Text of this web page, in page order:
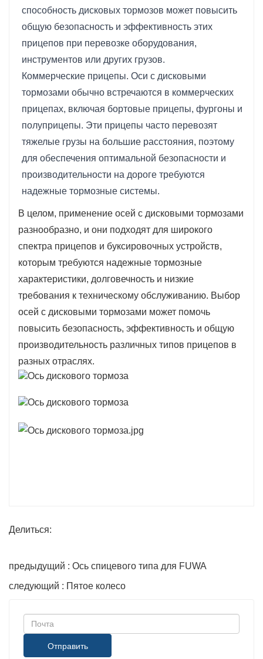
способность дисковых тормозов может повысить
общую безопасность и эффективность этих
прицепов при перевозке оборудования,
инструментов или других грузов.
Коммерческие прицепы. Оси с дисковыми
тормозами обычно встречаются в коммерческих
прицепах, включая бортовые прицепы, фургоны и
полуприцепы. Эти прицепы часто перевозят
тяжелые грузы на большие расстояния, поэтому
для обеспечения оптимальной безопасности и
производительности на дороге требуются
надежные тормозные системы.
В целом, применение осей с дисковыми тормозами
разнообразно, и они подходят для широкого
спектра прицепов и буксировочных устройств,
которым требуются надежные тормозные
характеристики, долговечность и низкие
требования к техническому обслуживанию. Выбор
осей с дисковыми тормозами может помочь
повысить безопасность, эффективность и общую
производительность различных типов прицепов в
разных отраслях.
Делиться:
предыдущий : Ось спицевого типа для FUWA
следующий : Пятое колесо
Отправить